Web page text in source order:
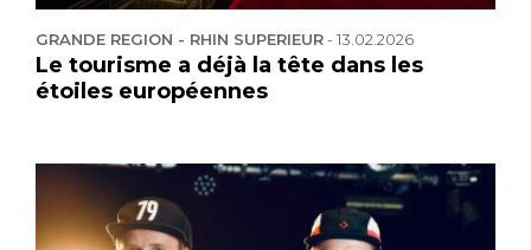
GRANDE REGION - RHIN SUPERIEUR-13.02.2026
Le tourisme a déjà la tête dans les
étoiles européennes